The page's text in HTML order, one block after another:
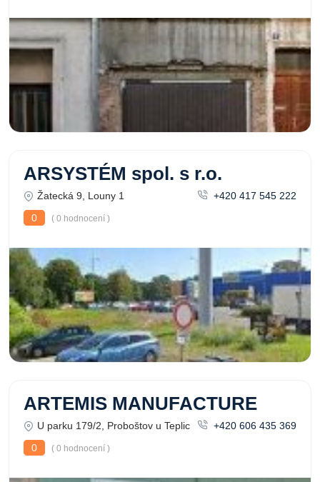
ARSYSTÉM spol. s r.o.
Žatecká 9, Louny 1
+420 417 545 222
0
( 0 hodnocení )
ARTEMIS MANUFACTURE
U parku 179/2, Proboštov u Teplic
+420 606 435 369
0
( 0 hodnocení )